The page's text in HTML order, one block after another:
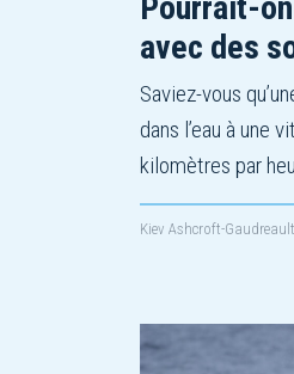
Pourrait-
avec des
Saviez-vous
dans l’eau à une
kilomètres par
Kiev Ashcroft-Gaudreault